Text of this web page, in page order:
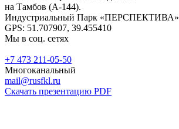
на Тамбов (А-144).
Индустриальный Парк «ПЕРСПЕКТИВА»
GPS: 51.707907, 39.455410
Мы в соц. сетях
+7 473 211-05-50
Многоканальный
mail@rusfkl.ru
Скачать презентацию PDF